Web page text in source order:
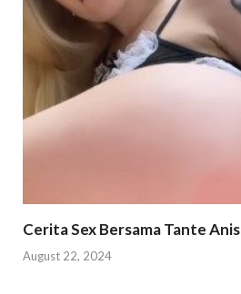
Cerita Sex Bersama Tante Anis
August 22, 2024